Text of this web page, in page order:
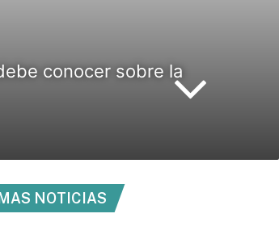
conocer sobre la
NOTICIAS